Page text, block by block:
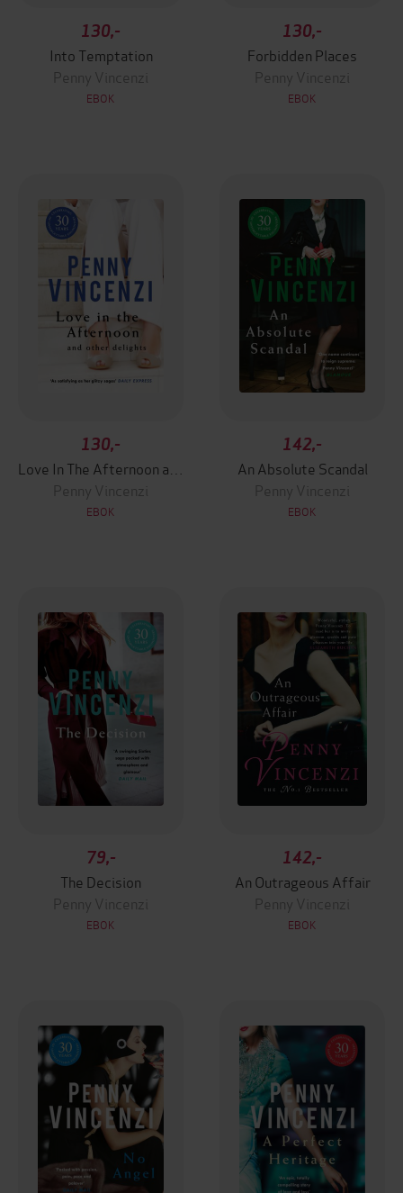
130,-
Into Temptation
Penny Vincenzi
EBOK
130,-
Forbidden Places
Penny Vincenzi
EBOK
130,-
Penny Vincenzi
EBOK
142,-
An Absolute Scandal
Penny Vincenzi
EBOK
79,-
The Decision
Penny Vincenzi
EBOK
142,-
An Outrageous Affair
Penny Vincenzi
EBOK